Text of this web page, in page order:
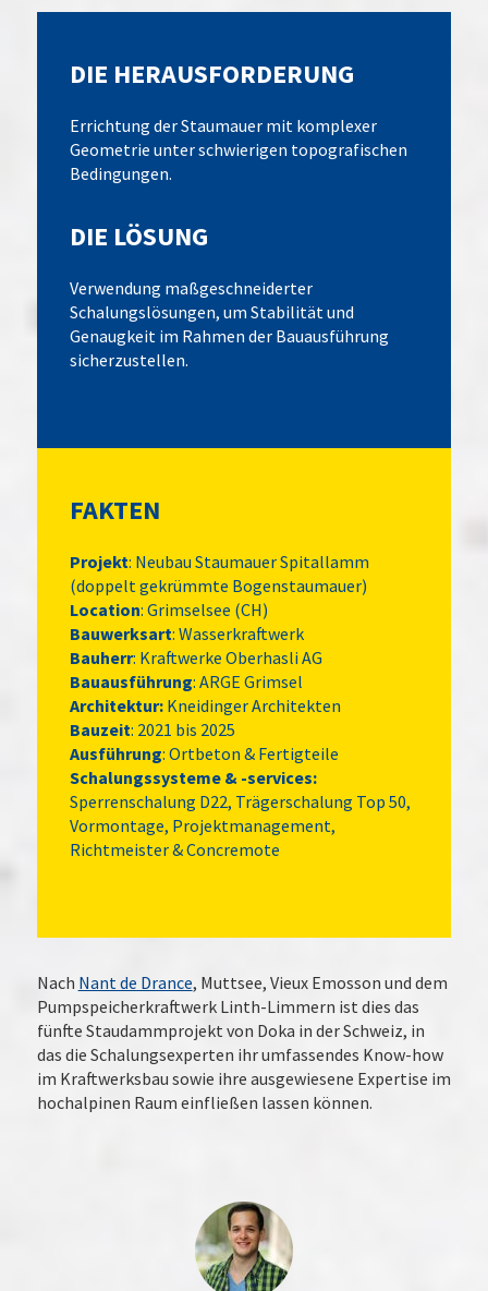
DIE HERAUSFORDERUNG
Errichtung der Staumauer mit komplexer
Geometrie unter schwierigen topografischen
Bedingungen.
DIE LÖSUNG
Verwendung maßgeschneiderter
Schalungslösungen, um Stabilität und
Genaugkeit im Rahmen der Bauausführung
sicherzustellen.
FAKTEN
Projekt: Neubau Staumauer Spitallamm
(doppelt gekrümmte Bogenstaumauer)
Location: Grimselsee (CH)
Bauwerksart: Wasserkraftwerk
Bauherr: Kraftwerke Oberhasli AG
Bauausführung: ARGE Grimsel
Architektur:Kneidinger Architekten
Bauzeit: 2021 bis 2025
Ausführung: Ortbeton & Fertigteile
Schalungssysteme & -services:
Sperrenschalung D22, Trägerschalung Top 50,
Vormontage, Projektmanagement,
Richtmeister & Concremote
Nach Nant de Drance, Muttsee, Vieux Emosson und dem
Pumpspeicherkraftwerk Linth-Limmern ist dies das
fünfte Staudammprojekt von Doka in der Schweiz, in
das die Schalungsexperten ihr umfassendes Know-how
im Kraftwerksbau sowie ihre ausgewiesene Expertise im
hochalpinen Raum einfließen lassen können.